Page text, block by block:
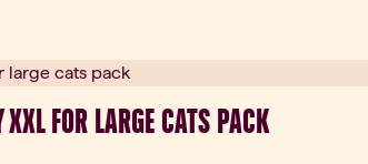
FOR LARGE CATS PACK